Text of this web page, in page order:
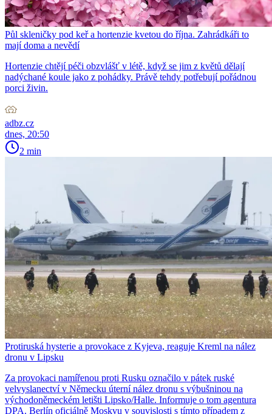
Půl skleničky pod keř a hortenzie kvetou do října. Zahrádkáři to
mají doma a nevědí
Hortenzie chtějí péči obzvlášť v létě, když se jim z květů dělají
nadýchané koule jako z pohádky. Právě tehdy potřebují pořádnou
porci živin.
adbz.cz
dnes, 20:50
2 min
Protiruská hysterie a provokace z Kyjeva, reaguje Kreml na nález
dronu v Lipsku
Za provokaci namířenou proti Rusku označilo v pátek ruské
velvyslanectví v Německu úterní nález dronu s výbušninou na
východoněmeckém letišti Lipsko/Halle. Informuje o tom agentura
DPA. Berlín oficiálně Moskvu v souvislosti s tímto případem z